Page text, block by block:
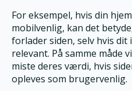
For eksempel, hvis din
mobilvenlig, kan det
forlader siden, selv hvis
relevant. På samme måde
miste deres værdi, hvis
opleves som brugervenlig.